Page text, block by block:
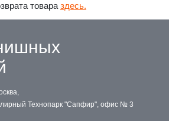
товара здесь.
Технопарк "Сапфир", офис № 3